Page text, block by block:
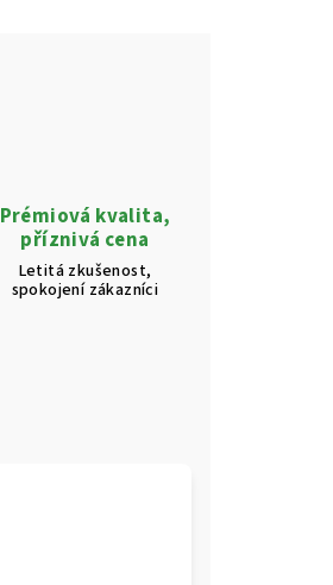
Prémiová kvalita,
příznivá cena
Letitá zkušenost,
spokojení zákazníci